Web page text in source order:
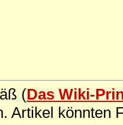
(Das Wiki-
Artikel könnten